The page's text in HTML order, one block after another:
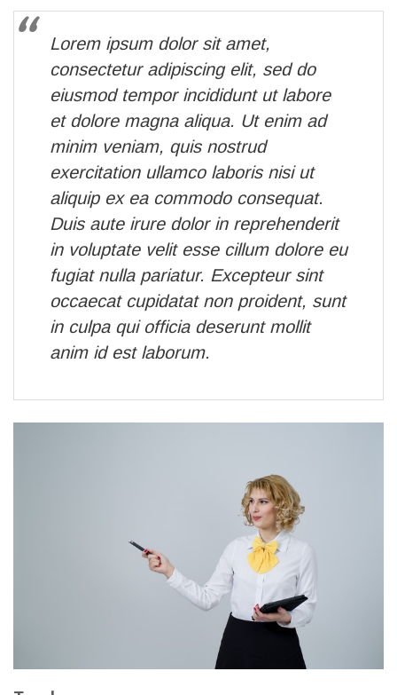
Lorem ipsum dolor sit amet,
consectetur adipiscing elit, sed do
eiusmod tempor incididunt ut labore
et dolore magna aliqua. Ut enim ad
minim veniam, quis nostrud
exercitation ullamco laboris nisi ut
aliquip ex ea commodo consequat.
Duis aute irure dolor in reprehenderit
in voluptate velit esse cillum dolore eu
fugiat nulla pariatur. Excepteur sint
occaecat cupidatat non proident, sunt
in culpa qui officia deserunt mollit
anim id est laborum.